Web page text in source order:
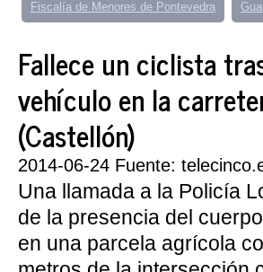
Fiscalía de Menores de Pontevedra
Fallece un ciclista
vehículo en la
(Castellón)
2014-06-24 Fuente:
Una llamada a la Policía
de la presencia del
en una parcela agrícola